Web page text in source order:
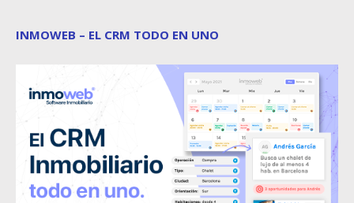
INMOWEB – EL CRM TODO EN UNO